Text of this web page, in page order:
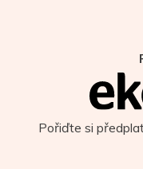
Pořiďte si